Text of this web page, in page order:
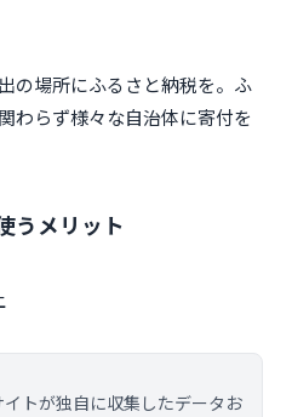
の場所にふるさと納税を。ふ
わらず様々な自治体に寄付を
うメリット
トが独自に収集したデータお